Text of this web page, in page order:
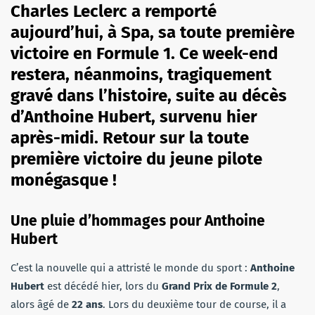
Charles Leclerc a remporté
aujourd’hui, à Spa, sa toute première
victoire en Formule 1. Ce week-end
restera, néanmoins, tragiquement
gravé dans l’histoire, suite au décès
d’Anthoine Hubert, survenu hier
après-midi. Retour sur la toute
première victoire du jeune pilote
monégasque !
Une pluie d’hommages pour Anthoine
Hubert
C’est la nouvelle qui a attristé le monde du sport : Anthoine
Hubert est décédé hier, lors du Grand Prix de Formule 2,
alors âgé de 22 ans. Lors du deuxième tour de course, il a